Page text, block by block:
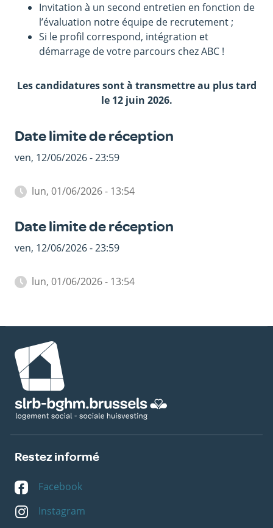
Invitation à un second entretien en fonction de
l’évaluation notre équipe de recrutement ;
Si le profil correspond, intégration et
démarrage de votre parcours chez ABC !
Les candidatures sont à transmettre au plus tard
le 12 juin 2026.
Date limite de réception
ven, 12/06/2026 - 23:59
lun, 01/06/2026 - 13:54
Date limite de réception
ven, 12/06/2026 - 23:59
lun, 01/06/2026 - 13:54
Image
Restez informé
Facebook
Instagram